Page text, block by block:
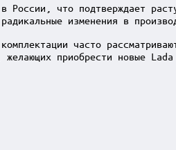
что подтверждает
изменения в
часто
приобрести новые